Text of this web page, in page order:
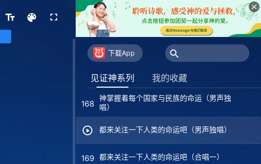
下载App
见证神系列 我的收藏
167
人类只有敬拜神才有好的命运（男声独唱
三）
167
人类只有敬拜神才有好的命运（男声独唱
四）
168 神掌握着每个国家与民族的命运（二重唱）
168
神掌握着每个国家与民族的命运（男声独
唱）
都来关注一下人类的命运吧（男声独唱）
169 都来关注一下人类的命运吧（合唱一）